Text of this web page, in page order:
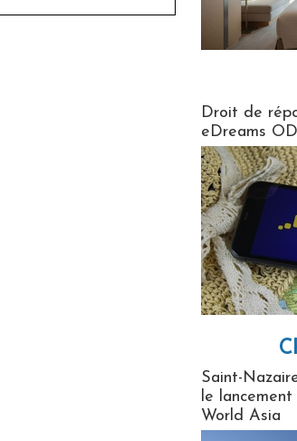
Droit de
eDreams
Saint-
le
World Asia